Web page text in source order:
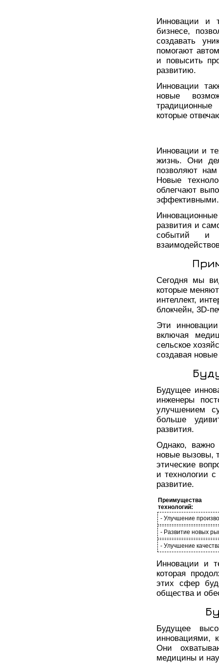
Инновации и
бизнесе,
создавать
помогают
и повысить
развитию.
Инновации
новые
которые
Инновации и
жизнь. Они
позволяют нам
Новые
облегчают
эффективными.
развития и
событий и
Сегодня мы
которые
интеллект,
блокчейн, 3D-
Эти
включая
сельское
создавая
Будущее
инженеры
улучшением
больше
развития.
Однако, важно
новые вызовы,
этические
и технологии
развитие.
технологий:
- Улучшение
- Развитие новых
- Улучшение
Инновации и
которая
этих сфер
общества и
Будущее
инновациями,
Они
медицины и